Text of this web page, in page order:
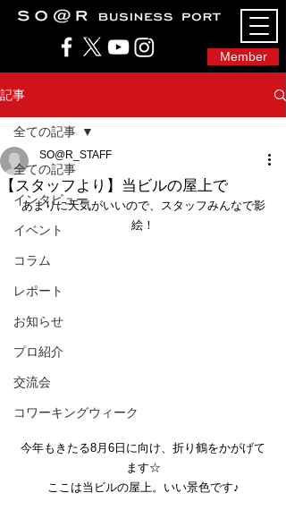
Member
SO@Rビジネスポート｜広島市のシェアオフィ
ス・コワーキングスペース
記事
全ての記事
インタビュー
イベント
コラム
レポート
お知らせ
プロ紹介
交流会
コワーキングウィーク
全ての記事
【スタッフより】当ビルの屋上で
SO@R_STAFF
あまりに天気がいいので、スタッフみんなで影
絵！
今年もきたる8月6日に向け、折り鶴をかがげて
ます☆
ここは当ビルの屋上。いい景色です♪